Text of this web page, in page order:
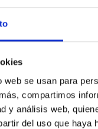
web se usan para
compartimos
y análisis web,
del uso que haya
73,00 €